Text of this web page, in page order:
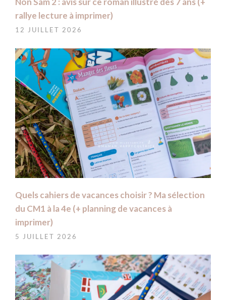
rallye lecture à imprimer)
12 JUILLET 2026
Quels cahiers de vacances choisir ? Ma sélection
du CM1 à la 4e (+ planning de vacances à
imprimer)
5 JUILLET 2026